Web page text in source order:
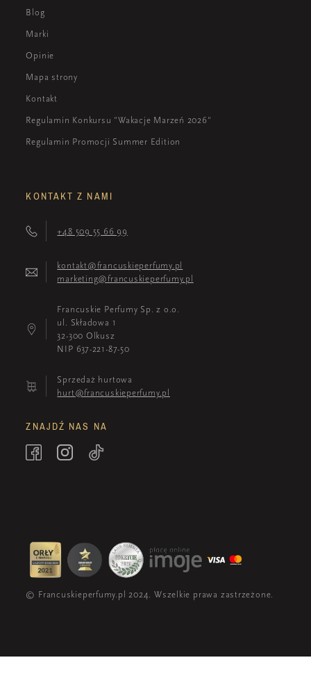
Blog
Marki
Opinie
Mapa strony
Kontakt
Regulamin Konkursu "Wakacje Marzeń 2026"
Regulamin Promocji Summer Edition
KONTAKT Z NAMI
+48 509 55 66 99
kontakt@francuskieperfumy.pl
marketing@francuskieperfumy.pl
Francuskie Perfumy Sp. z o.o.
ul. Składowa 1
32-300 Olkusz
NIP 637-221-87-50
Sprzedaż hurtowa
hurt@francuskieperfumy.pl
ZNAJDŹ NAS NA
© Francuskieperfumy.pl 2024. Wszelkie prawa zastrzeżone.